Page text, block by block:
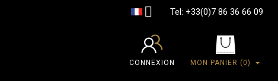
 Tel: +33(0)7 86 36 66 09
MON PANIER (0)
CONNEXION